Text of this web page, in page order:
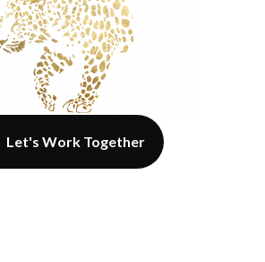
Let's Work Together